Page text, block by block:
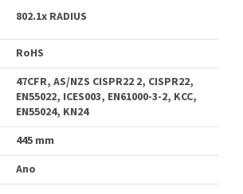
802.1x RADIUS
RoHS
47CFR, AS/NZS CISPR22 2, CISPR22,
EN55022, ICES003, EN61000-3-2, KCC,
EN55024, KN24
445 mm
Ano